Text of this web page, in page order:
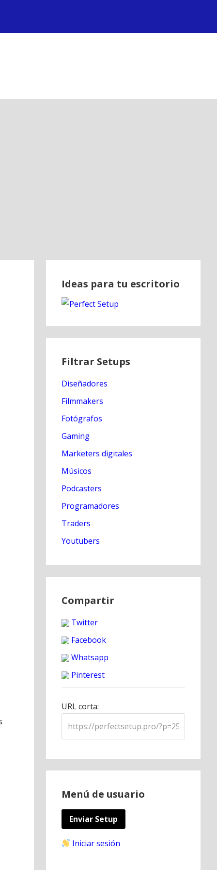
Ideas para tu escritorio
Filtrar Setups
Diseñadores
Filmmakers
Fotógrafos
Gaming
Marketers digitales
Músicos
Podcasters
Programadores
Traders
Youtubers
Compartir
Twitter
Facebook
Whatsapp
Pinterest
URL corta:
Menú de usuario
Enviar Setup
Iniciar sesión